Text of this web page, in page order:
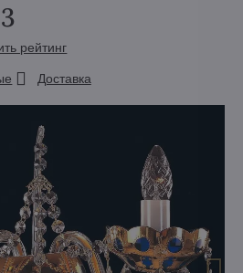
рейтинг
Доставка